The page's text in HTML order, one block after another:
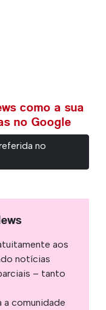
como a sua
no Google
no
aos
notícias
– tanto
a comunidade